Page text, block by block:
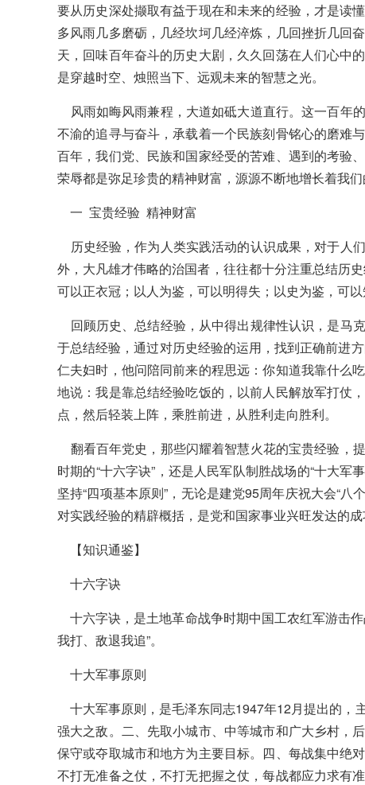
要从历史深处撷取有益于现在和未来的经验，才是读
多风雨几多磨砺，几经坎坷几经淬炼，几回挫折几回
天，回味百年奋斗的历史大剧，久久回荡在人们心中
是穿越时空、烛照当下、远观未来的智慧之光。
风雨如晦风雨兼程，大道如砥大道直行。这一百年
不渝的追寻与奋斗，承载着一个民族刻骨铭心的磨难
百年，我们党、民族和国家经受的苦难、遇到的考验
荣辱都是弥足珍贵的精神财富，源源不断地增长着我
一 宝贵经验 精神财富
历史经验，作为人类实践活动的认识成果，对于人
外，大凡雄才伟略的治国者，往往都十分注重总结历
可以正衣冠；以人为鉴，可以明得失；以史为鉴，可以
回顾历史、总结经验，从中得出规律性认识，是马
于总结经验，通过对历史经验的运用，找到正确前进
仁夫妇时，他问陪同前来的程思远：你知道我靠什么
地说：我是靠总结经验吃饭的，以前人民解放军打仗
点，然后轻装上阵，乘胜前进，从胜利走向胜利。
翻看百年党史，那些闪耀着智慧火花的宝贵经验，
时期的“十六字诀”，还是人民军队制胜战场的“十大军
坚持“四项基本原则”，无论是建党95周年庆祝大会“八
对实践经验的精辟概括，是党和国家事业兴旺发达的成
【知识通鉴】
十六字诀
十六字诀，是土地革命战争时期中国工农红军游击
我打、敌退我追”。
十大军事原则
十大军事原则，是毛泽东同志1947年12月提出的，
强大之敌。二、先取小城市、中等城市和广大乡村，
保守或夺取城市和地方为主要目标。四、每战集中绝
不打无准备之仗，不打无把握之仗，每战都应力求有